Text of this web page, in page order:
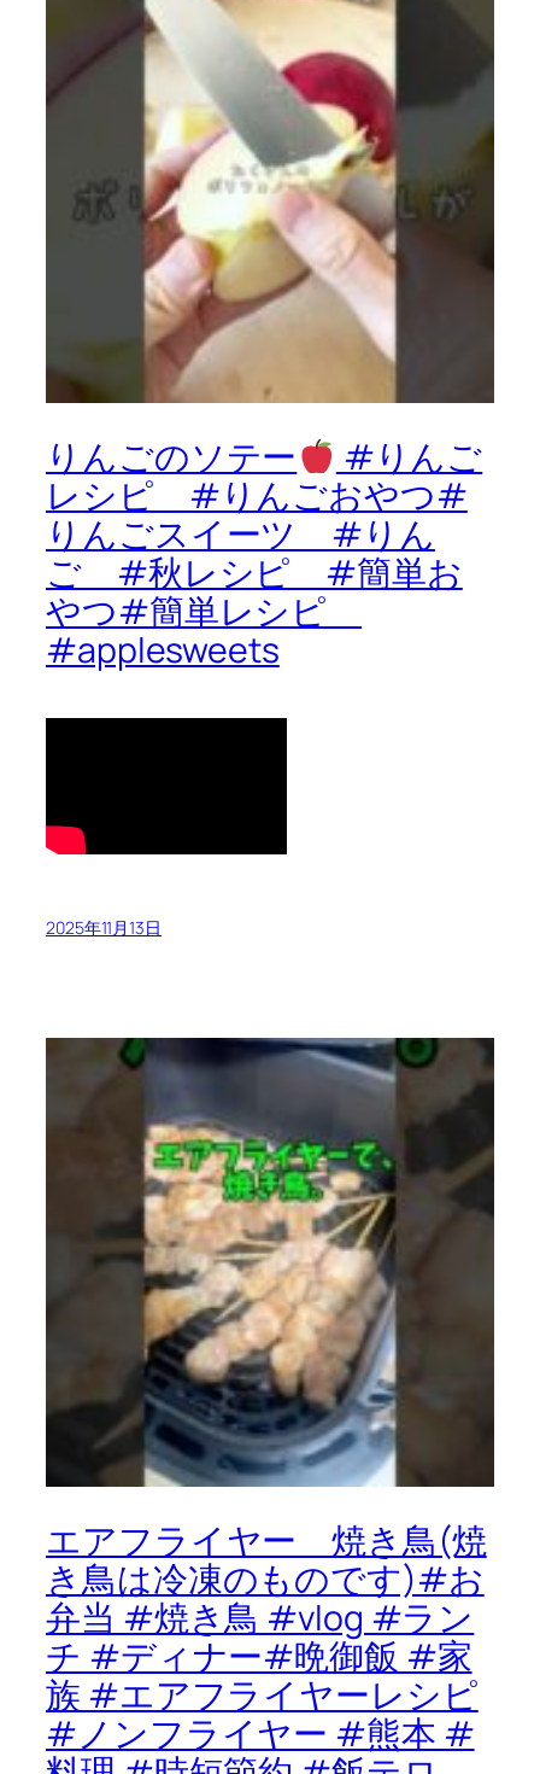
りんごのソテー
#りんご
レシピ #りんごおやつ#
りんごスイーツ #りん
ご #秋レシピ #簡単お
やつ#簡単レシピ
#applesweets
2025年11月13日
エアフライヤー 焼き鳥(焼
き鳥は冷凍のものです)#お
弁当 #焼き鳥 #vlog #ラン
チ #ディナー#晩御飯 #家
族 #エアフライヤーレシピ
#ノンフライヤー #熊本 #